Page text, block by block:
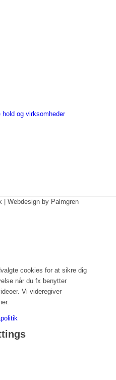
hold og virksomheder
| Webdesign by Palmgren
cookies for at sikre dig
når du fx benytter
Vi videregiver